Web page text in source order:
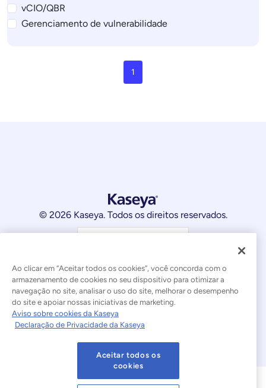
vCIO/QBR
Gerenciamento de vulnerabilidade
1
© 2026 Kaseya. Todos os direitos reservados.
Termos de Uso do Site Declaração de Privacidade
Mapa do site
Aviso sobre cookies
Ao clicar em “Aceitar todos os cookies”, você concorda com o
armazenamento de cookies no seu dispositivo para otimizar a
navegação no site, analisar o uso do site, melhorar o desempenho
do site e apoiar nossas iniciativas de marketing.
Aviso sobre cookies da Kaseya
Declaração de Privacidade da Kaseya
Aceitar todos os
cookies